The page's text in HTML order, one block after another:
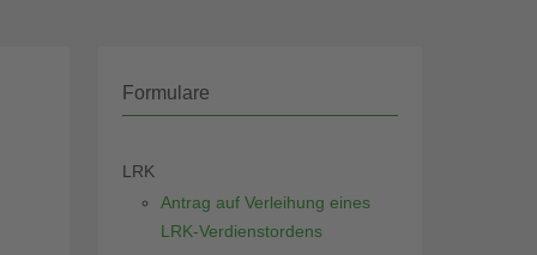
Formulare
LRK
Antrag auf Verleihung eines
LRK-Verdienstordens